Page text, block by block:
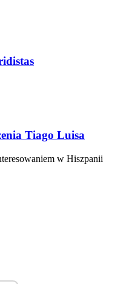
Tiago Luisa
w Hiszpanii